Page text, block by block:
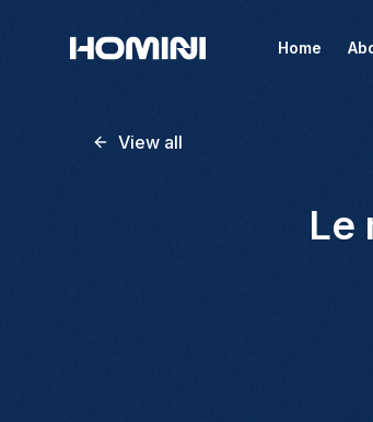
Home
View all
Le